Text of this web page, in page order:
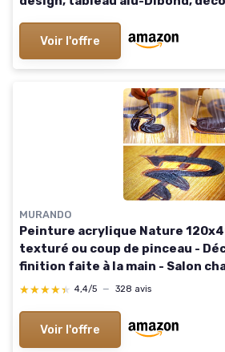
Voir l'offre
MURANDO
Peinture acrylique Nature
texturé ou coup de pinceau -
finition faite à la main - Salon
Fleur Nature Pissenlit b-C-0169-
★★★★★
★★★★★ 4,4/5 — 328 avis
Voir l'offre